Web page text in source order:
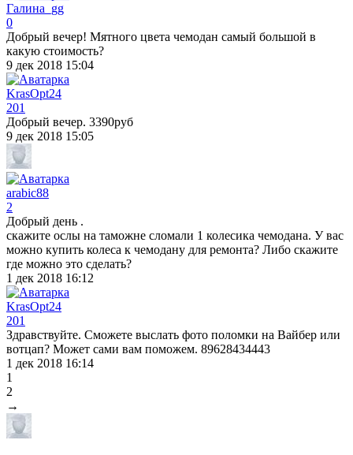
Галина_gg
0
Добрый вечер! Мятного цвета чемодан самый большой в
какую стоимость?
9 дек 2018 15:04
KrasOpt24
201
Добрый вечер. 3390руб
9 дек 2018 15:05
arabic88
2
Добрый день .
скажите ослы на таможне сломали 1 колесика чемодана. У вас
можно купить колеса к чемодану для ремонта? Либо скажите
где можно это сделать?
1 дек 2018 16:12
KrasOpt24
201
Здравствуйте. Сможете выслать фото поломки на Вайбер или
вотцап? Может сами вам поможем. 89628434443
1 дек 2018 16:14
1
2
→